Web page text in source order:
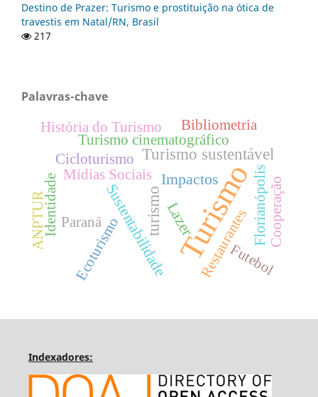
Destino de Prazer: Turismo e prostituição na ótica de
travestis em Natal/RN, Brasil
217
Palavras-chave
Turismo
Turismo sustentável
turismo
Impactos
Lazer
Sustentabilidade
Ecoturismo
Florianópolis
Turismo cinematográfico
Mídias Sociais
Restaurantes
Paraná
Bibliometria
Identidade
História do Turismo
Futebol
ANPTUR
Cicloturismo
Cooperação
Indexadores: